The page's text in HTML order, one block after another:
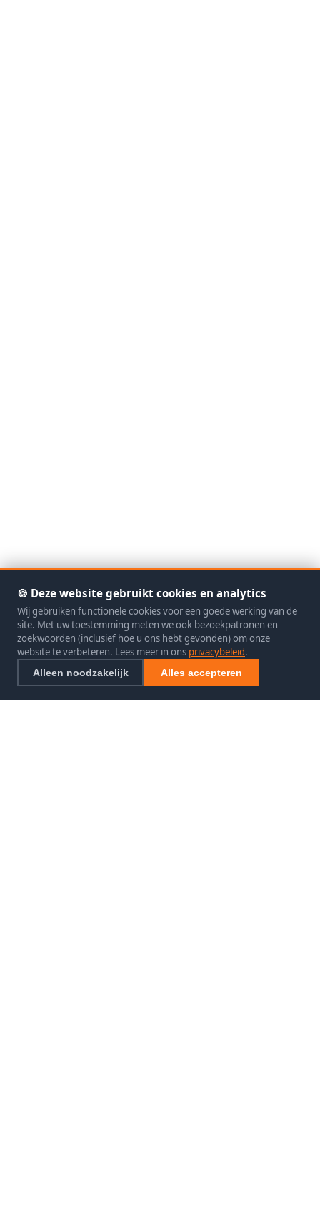
🍪 Deze website gebruikt cookies en analytics
Wij gebruiken functionele cookies voor een goede werking van de
site. Met uw toestemming meten we ook bezoekpatronen en
zoekwoorden (inclusief hoe u ons hebt gevonden) om onze
website te verbeteren. Lees meer in ons privacybeleid.
Alleen noodzakelijk Alles accepteren